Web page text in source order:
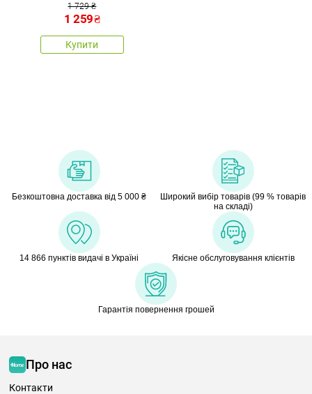
1 729 ₴
1 259₴
Купити
Безкоштовна доставка від 5 000 ₴
Широкий вибір товарів (99 % товарів
на складі)
14 866 пунктів видачі в Україні Якісне обслуговування клієнтів
Гарантія повернення грошей
Про нас
Контакти